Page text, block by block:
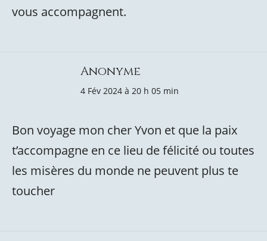
vous accompagnent.
Anonyme
4 Fév 2024 à 20 h 05 min
Bon voyage mon cher Yvon et que la paix
t’accompagne en ce lieu de félicité ou toutes
les misères du monde ne peuvent plus te
toucher